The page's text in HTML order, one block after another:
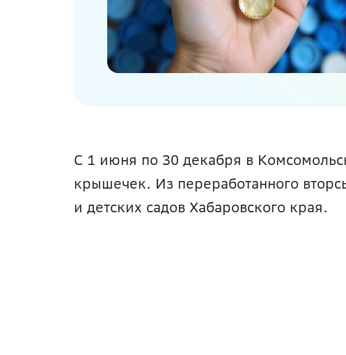
С 1 июня по 30 декабря в
крышечек. Из переработанного
и детских садов Хабаровского края.